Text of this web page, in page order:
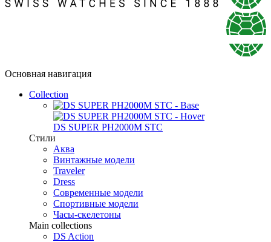
Основная навигация
Collection
DS SUPER PH2000M STC
Стили
Аква
Винтажные модели
Traveler
Dress
Современные модели
Спортивные модели
Часы-скелетоны
Main collections
DS Action